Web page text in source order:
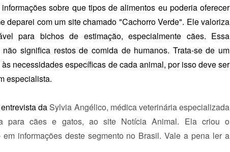
sobre que tipos de alimentos eu poderia oferecer
deparei com um site chamado "Cachorro Verde". Ele valoriza
para bichos de estimação, especialmente cães. Essa
significa restos de comida de humanos. Trata-se de um
necessidades específicas de cada animal, por isso deve ser
especialista.
da Sylvia Angélico, médica veterinária especializada
para cães e gatos, ao site Notícia Animal. Ela criou o
em informações deste segmento no Brasil. Vale a pena ler a